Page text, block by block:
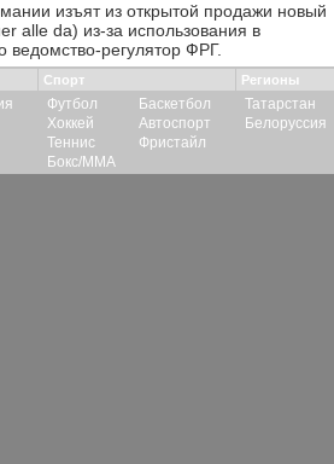
изъят из открытой продажи новый
alle da) из-за использования в
регулятор ФРГ.
Спорт
Футбол
Хоккей
Теннис
Бокс/ММА
Баскетбол
Автоспорт
Фристайл
Регионы
Татарстан
Белоруссия